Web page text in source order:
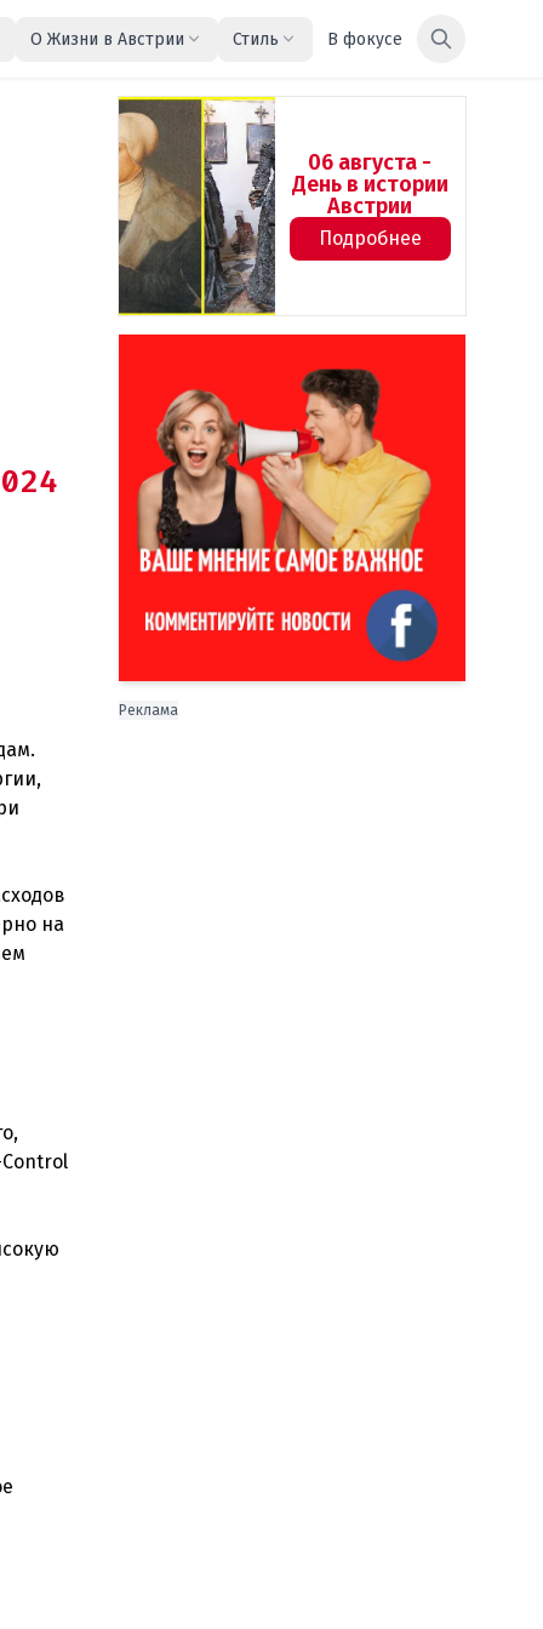
О Жизни в Австрии Стиль В фокусе
на
06 августа -
День в истории
Австрии
Подробнее
Реклама